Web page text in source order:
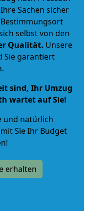
Sachen sicher
selbst von den
Qualität. Unsere
Sie garantiert
sind, Ihr Umzug
wartet auf Sie!
und natürlich
Sie Ihr Budget
erhalten